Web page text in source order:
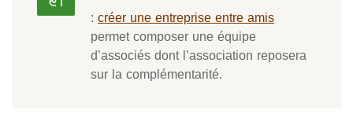
: créer une entreprise entre amis
permet composer une équipe
d’associés dont l’association reposera
sur la complémentarité.